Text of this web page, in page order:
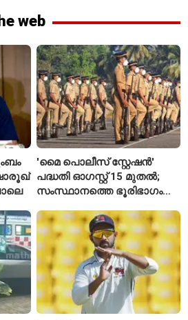
web
'മൈ പൊലീസ് സ്റ്റേഷൻ'
പദ്ധതി ഓഗസ്റ്റ് 15 മുതൽ;
സംസ്ഥാനത്തെ ഭൂരിഭാഗം
എസ്‌ഐമാർക്ക്